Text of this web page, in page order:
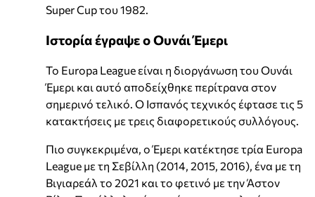
Super Cup του 1982.
Ιστορία έγραψε ο Ουνάι Έμερι
To Europa League είναι η διοργάνωση του Ουνάι
Έμερι και αυτό αποδείχθηκε περίτρανα στον
σημερινό τελικό. Ο Ισπανός τεχνικός έφτασε τις 5
κατακτήσεις με τρεις διαφορετικούς συλλόγους.
Πιο συγκεκριμένα, ο Έμερι κατέκτησε τρία Europa
League με τη Σεβίλλη (2014, 2015, 2016), ένα με τη
Βιγιαρεάλ το 2021 και το φετινό με την Άστον